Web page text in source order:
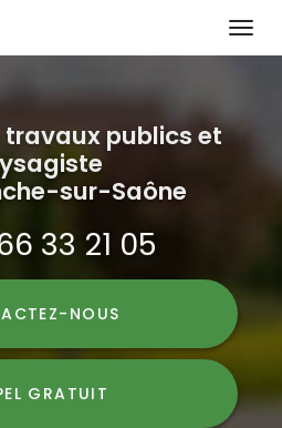
travaux publics et
sur-Saône
33 21 05
NOUS
GRATUIT